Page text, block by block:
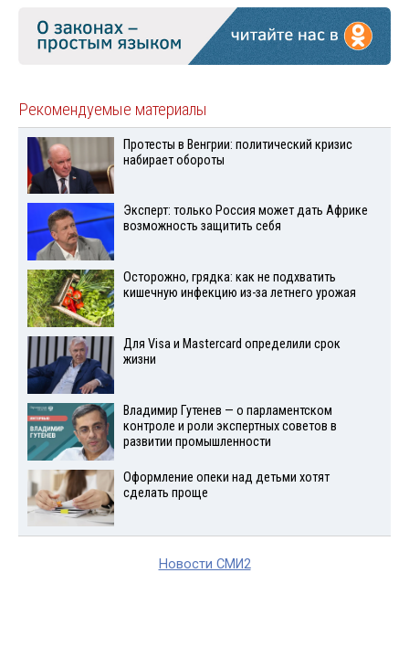
Рекомендуемые материалы
Протесты в Венгрии: политический кризис
набирает обороты
Эксперт: только Россия может дать Африке
возможность защитить себя
Осторожно, грядка: как не подхватить
кишечную инфекцию из-за летнего урожая
Для Visа и Mastercard определили срок
жизни
Владимир Гутенев — о парламентском
контроле и роли экспертных советов в
развитии промышленности
Оформление опеки над детьми хотят
сделать проще
Новости СМИ2